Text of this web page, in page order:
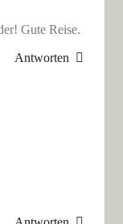
Gute Reise.
Antworten